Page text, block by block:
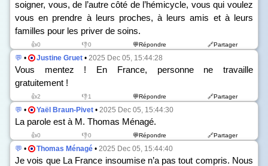
soigner, vous, de l’autre côté de l’hémicycle, vous qui voulez
vous en prendre à leurs proches, à leurs amis et à leurs
familles pour les priver de soins.
👍0 👎0 💬Répondre 🔗Partager
💬 • Justine Gruet • 2025 Dec 05, 15:44:28
Vous mentez ! En France, personne ne travaille
gratuitement !
👍2 👎1 💬Répondre 🔗Partager
💬 • Yaël Braun-Pivet • 2025 Dec 05, 15:44:30
La parole est à M. Thomas Ménagé.
👍0 👎0 💬Répondre 🔗Partager
💬 • Thomas Ménagé • 2025 Dec 05, 15:44:40
Je vois que La France insoumise n’a pas tout compris. Nous